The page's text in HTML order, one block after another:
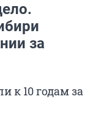
за
к 10 годам за